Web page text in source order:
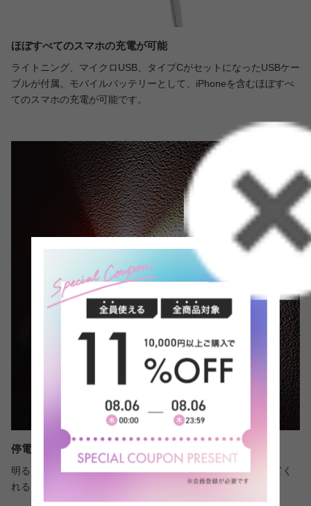
ほぼすべてのスマホの充電が可能
ライトニング、マイクロUSB、タイプCがセットになったUSBケー
ブルが付属。モバイルバッテリーとして、iPhoneを含むほぼすべ
てのスマホの充電が可能です。
停電などにも役立つLEDライト
明るく長寿命なLEDライトを搭載。暗闇でもしっかり照らしてく
れるため、停電時や夜間の避難などにも役立ちます。